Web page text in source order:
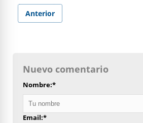
Anterior
Nuevo comentario
Nombre:*
Email:*